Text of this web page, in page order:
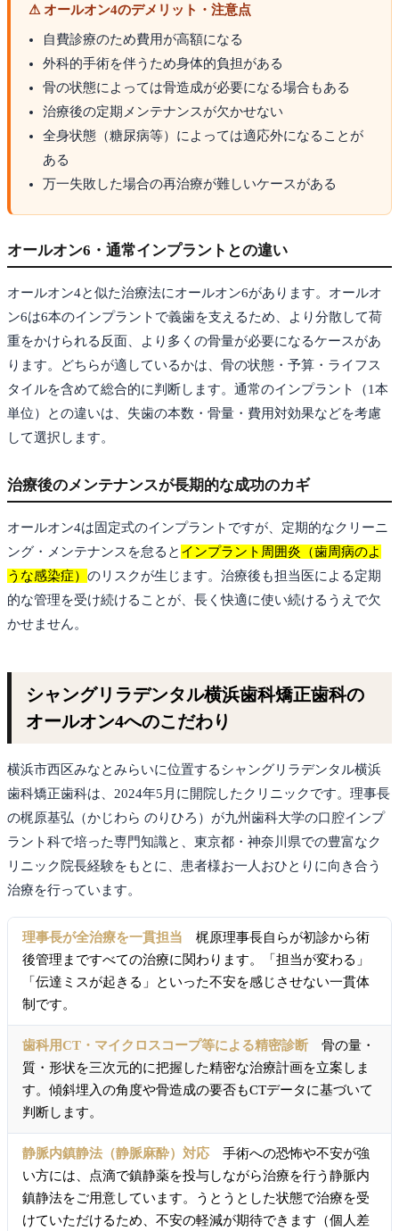
⚠ オールオン4のデメリット・注意点
自費診療のため費用が高額になる
外科的手術を伴うため身体的負担がある
骨の状態によっては骨造成が必要になる場合もある
治療後の定期メンテナンスが欠かせない
全身状態（糖尿病等）によっては適応外になることが
ある
万一失敗した場合の再治療が難しいケースがある
オールオン6・通常インプラントとの違い
オールオン4と似た治療法にオールオン6があります。オールオ
ン6は6本のインプラントで義歯を支えるため、より分散して荷
重をかけられる反面、より多くの骨量が必要になるケースがあ
ります。どちらが適しているかは、骨の状態・予算・ライフス
タイルを含めて総合的に判断します。通常のインプラント（1本
単位）との違いは、失歯の本数・骨量・費用対効果などを考慮
して選択します。
治療後のメンテナンスが長期的な成功のカギ
オールオン4は固定式のインプラントですが、定期的なクリーニ
ング・メンテナンスを怠ると インプラント周囲炎（歯周病のよ
うな感染症） のリスクが生じます。治療後も担当医による定期
的な管理を受け続けることが、長く快適に使い続けるうえで欠
かせません。
シャングリラデンタル横浜歯科矯正歯科の
オールオン4へのこだわり
横浜市西区みなとみらいに位置するシャングリラデンタル横浜
歯科矯正歯科は、2024年5月に開院したクリニックです。理事長
の梶原基弘（かじわら のりひろ）が九州歯科大学の口腔インプ
ラント科で培った専門知識と、東京都・神奈川県での豊富なク
リニック院長経験をもとに、患者様お一人おひとりに向き合う
治療を行っています。
理事長が全治療を一貫担当 梶原理事長自らが初診から術
後管理まですべての治療に関わります。「担当が変わる」
「伝達ミスが起きる」といった不安を感じさせない一貫体
制です。
歯科用CT・マイクロスコープ等による精密診断 骨の量・
質・形状を三次元的に把握した精密な治療計画を立案しま
す。傾斜埋入の角度や骨造成の要否もCTデータに基づいて
判断します。
静脈内鎮静法（静脈麻酔）対応 手術への恐怖や不安が強
い方には、点滴で鎮静薬を投与しながら治療を行う静脈内
鎮静法をご用意しています。うとうとした状態で治療を受
けていただけるため、不安の軽減が期待できます（個人差